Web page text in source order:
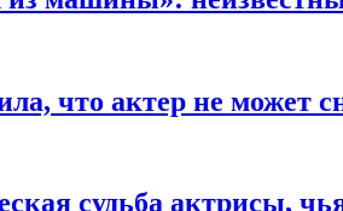
что актер не может
судьба актрисы,